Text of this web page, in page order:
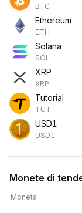
BTC
Ethereum
ETH
Solana
SOL
XRP
XRP
Tutorial
TUT
USD1
USD1
Monete di
Moneta